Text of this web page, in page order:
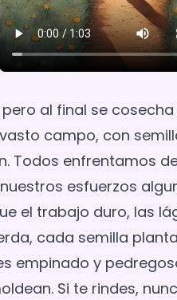
al final se
campo, con
Todos enfrentamos
esfuerzos
el trabajo duro, las
cada semilla
empinado y
Si te rindes,